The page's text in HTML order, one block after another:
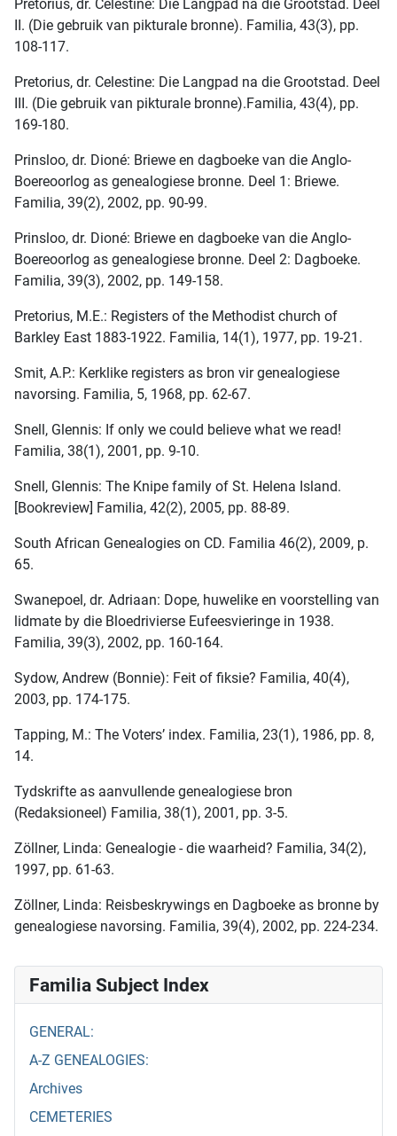
Familia Subject Index
GENERAL:
A-Z GENEALOGIES:
Archives
CEMETERIES
Pretorius, dr. Celestine: Die Langpad na die Grootstad. Deel
II. (Die gebruik van pikturale bronne). Familia, 43(3), pp.
108-117.
Pretorius, dr. Celestine: Die Langpad na die Grootstad. Deel
III. (Die gebruik van pikturale bronne).Familia, 43(4), pp.
169-180.
Prinsloo, dr. Dioné: Briewe en dagboeke van die Anglo-
Boereoorlog as genealogiese bronne. Deel 1: Briewe.
Familia, 39(2), 2002, pp. 90-99.
Prinsloo, dr. Dioné: Briewe en dagboeke van die Anglo-
Boereoorlog as genealogiese bronne. Deel 2: Dagboeke.
Familia, 39(3), 2002, pp. 149-158.
Pretorius, M.E.: Registers of the Methodist church of
Barkley East 1883-1922. Familia, 14(1), 1977, pp. 19-21.
Smit, A.P.: Kerklike registers as bron vir genealogiese
navorsing. Familia, 5, 1968, pp. 62-67.
Snell, Glennis: If only we could believe what we read!
Familia, 38(1), 2001, pp. 9-10.
Snell, Glennis: The Knipe family of St. Helena Island.
[Bookreview] Familia, 42(2), 2005, pp. 88-89.
South African Genealogies on CD. Familia 46(2), 2009, p.
65.
Swanepoel, dr. Adriaan: Dope, huwelike en voorstelling van
lidmate by die Bloedrivierse Eufeesvieringe in 1938.
Familia, 39(3), 2002, pp. 160-164.
Sydow, Andrew (Bonnie): Feit of fiksie? Familia, 40(4),
2003, pp. 174-175.
Tapping, M.: The Voters’ index. Familia, 23(1), 1986, pp. 8,
14.
Tydskrifte as aanvullende genealogiese bron
(Redaksioneel) Familia, 38(1), 2001, pp. 3-5.
Zöllner, Linda: Genealogie - die waarheid? Familia, 34(2),
1997, pp. 61-63.
Zöllner, Linda: Reisbeskrywings en Dagboeke as bronne by
genealogiese navorsing. Familia, 39(4), 2002, pp. 224-234.